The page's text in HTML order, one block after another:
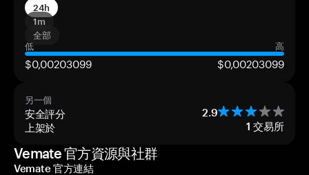
24h
1m
全部
低
高
$0,00203099 $0,00203099
另一個
安全評分 2.9
上架於 1 交易所
Vemate 官方資源與社群
Vemate 官方連結